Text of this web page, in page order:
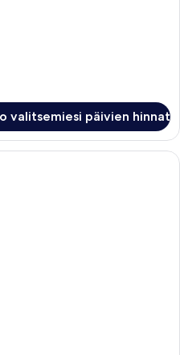
valitsemiesi päivien hinnat